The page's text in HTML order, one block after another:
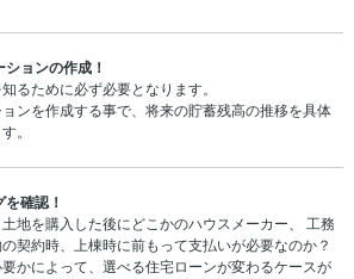
ョンの作成！
るために必ず必要となります。
ンを作成する事で、将来の貯蓄残高の推移を具体
。
確認！
地を購入した後にどこかのハウスメーカー、 工務
契約時、上棟時に前もって支払いが必要なのか？
かによって、選べる住宅ローンが変わるケースが